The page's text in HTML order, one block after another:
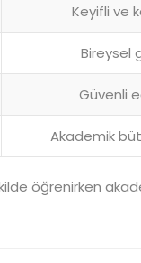
Keyifli ve
Bireysel
Güvenli
Akademik
öğrenirken